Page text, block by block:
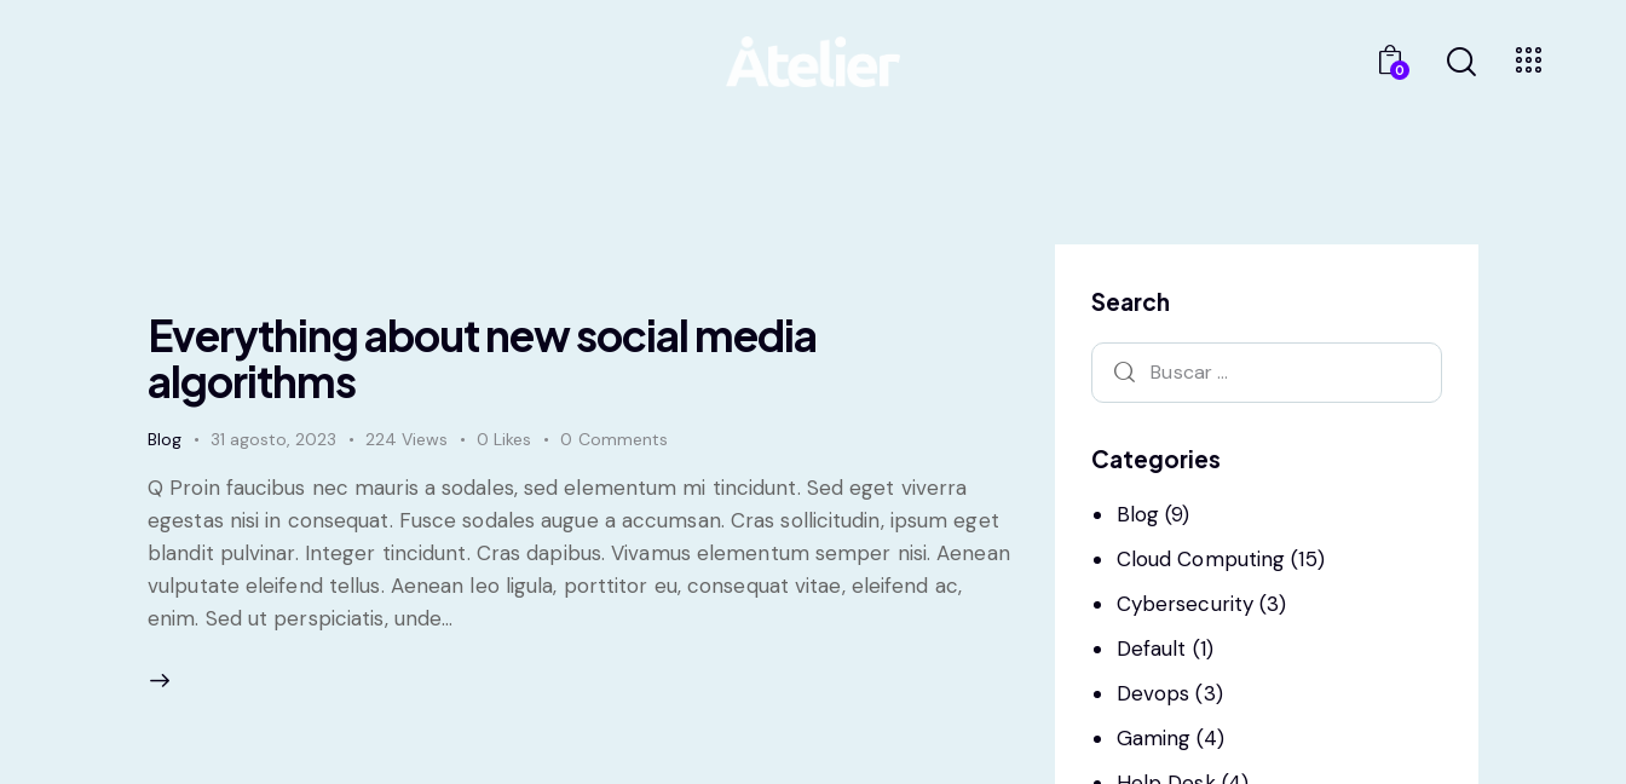
0
Everything about new social media
algorithms
Blog 31 agosto, 2023 224 Views 0 Likes 0 Comments
Q Proin faucibus nec mauris a sodales, sed elementum mi tincidunt. Sed eget viverra
egestas nisi in consequat. Fusce sodales augue a accumsan. Cras sollicitudin, ipsum eget
blandit pulvinar. Integer tincidunt. Cras dapibus. Vivamus elementum semper nisi. Aenean
vulputate eleifend tellus. Aenean leo ligula, porttitor eu, consequat vitae, eleifend ac,
enim. Sed ut perspiciatis, unde…
Search
Categories
Blog (9)
Cloud Computing (15)
Cybersecurity (3)
Default (1)
Devops (3)
Gaming (4)